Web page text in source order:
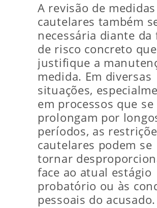
A revisão de medidas
cautelares também
necessária diante da
de risco concreto que
justifique a
medida. Em diversas
situações,
em processos que se
prolongam por
períodos, as
cautelares podem se
tornar
face ao atual estágio
probatório ou às
pessoais do acusado.